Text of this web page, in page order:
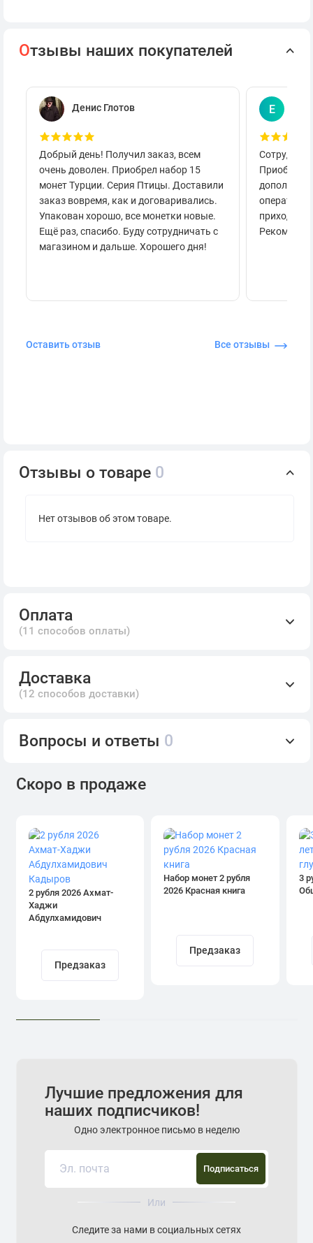
Отзывы наших покупателей
Денис Глотов
Добрый день! Получил заказ, всем
очень доволен. Приобрел набор 15
монет Турции. Серия Птицы. Доставили
заказ вовремя, как и договаривались.
Упакован хорошо, все монетки новые.
Ещё раз, спасибо. Буду сотрудничать с
магазином и дальше. Хорошего дня!
Е
приходило
Оставить отзыв Все отзывы
Отзывы о товаре 0
Нет отзывов об этом товаре.
Оплата
(11 способов оплаты)
Доставка
(12 способов доставки)
Вопросы и ответы 0
Скоро в продаже
2 рубля 2026 Ахмат-
Хаджи
Абдулхамидович
Предзаказ
Набор монет 2 рубля
2026 Красная книга
Предзаказ
3
Лучшие предложения для
наших подписчиков!
Одно электронное письмо в неделю
Подписаться
Или
Следите за нами в социальных сетях